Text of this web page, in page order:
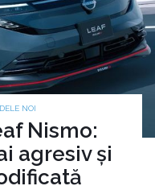
NOI
Nismo:
agresiv și